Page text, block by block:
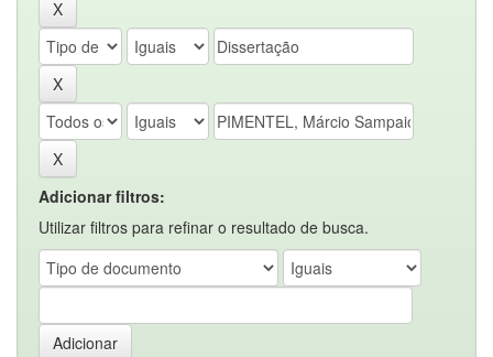
Adicionar filtros:
Utilizar filtros para refinar o resultado de busca.